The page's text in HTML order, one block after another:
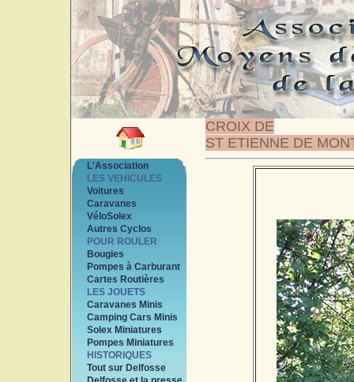
CROIX DE
ST ETIENNE DE
L'Association
LES VEHICULES
Voitures
Caravanes
VéloSolex
Autres Cyclos
POUR ROULER
Bougies
Pompes à Carburant
Cartes Routières
LES JOUETS
Caravanes Minis
Camping Cars Minis
Solex Miniatures
Pompes Miniatures
HISTORIQUES
Tout sur Delfosse